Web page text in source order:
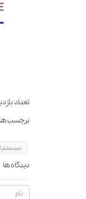
تعداد
برچسب
سیستم
دیدگاه ها